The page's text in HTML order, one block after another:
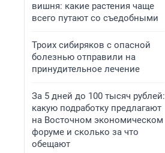
вишня: какие растения чаще
всего путают со съедобными
Троих сибиряков с опасной
болезнью отправили на
принудительное лечение
За 5 дней до 100 тысяч рублей:
какую подработку предлагают
на Восточном экономическом
форуме и сколько за что
обещают